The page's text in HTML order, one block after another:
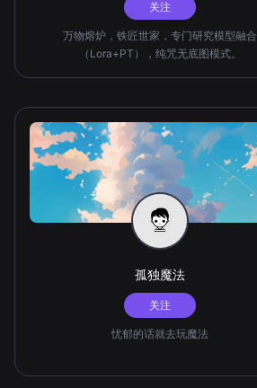
关注
万物熔炉，铁匠世家，专门研究模型融合
（Lora+PT），纯咒无底图模式。
孤独魔法
关注
忧郁的话就去玩魔法